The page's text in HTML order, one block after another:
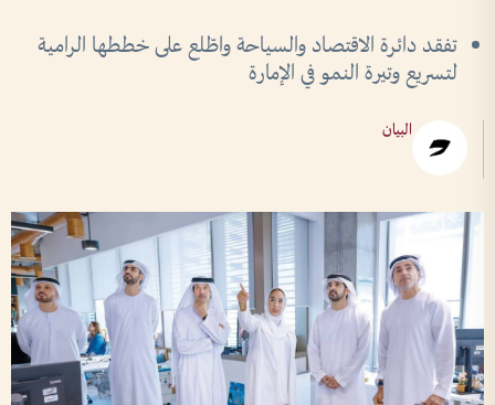
تفقد دائرة الاقتصاد والسياحة واطّلع على خططها الرامية
لتسريع وتيرة النمو في الإمارة
البيان